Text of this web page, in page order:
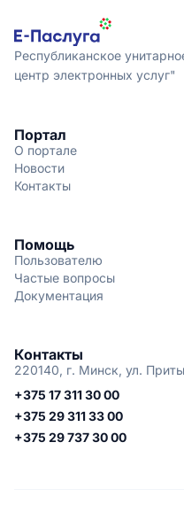
Республиканское
центр электронных услуг"
Портал
О портале
Новости
Контакты
Помощь
Пользователю
Частые вопросы
Документация
Контакты
220140, г. Минск, ул.
+375 17 311 30 00
+375 29 311 33 00
+375 29 737 30 00